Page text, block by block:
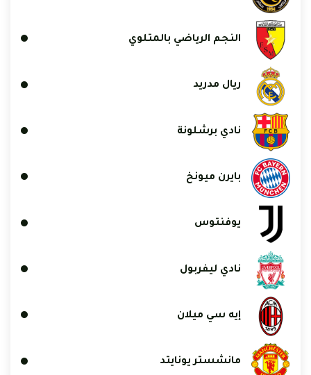
النجم الرياضي بالمتلوي
ريال مدريد
نادي برشلونة
بايرن ميونخ
يوفنتوس
نادي ليفربول
إيه سي ميلان
مانشستر يونايتد